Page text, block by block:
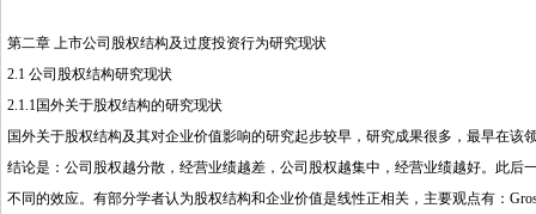
第二章 上市公司股权结构及过度投资行为研究现状
2.1 公司股权结构研究现状
2.1.1国外关于股权结构的研究现状
国外关于股权结构及其对企业价值影响的研究起步较早，研究成果很多，最早在该
结论是：公司股权越分散，经营业绩越差，公司股权越集中，经营业绩越好。此
不同的效应。有部分学者认为股权结构和企业价值是线性正相关，主要观点有：